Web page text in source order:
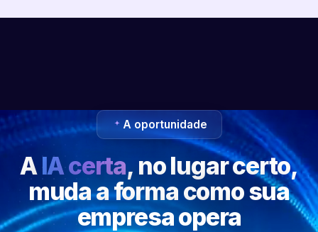
A oportunidade
AIA certa, no lugar certo,
muda a forma como sua
empresa opera